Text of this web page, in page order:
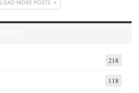
LOAD MORE POSTS
218
118